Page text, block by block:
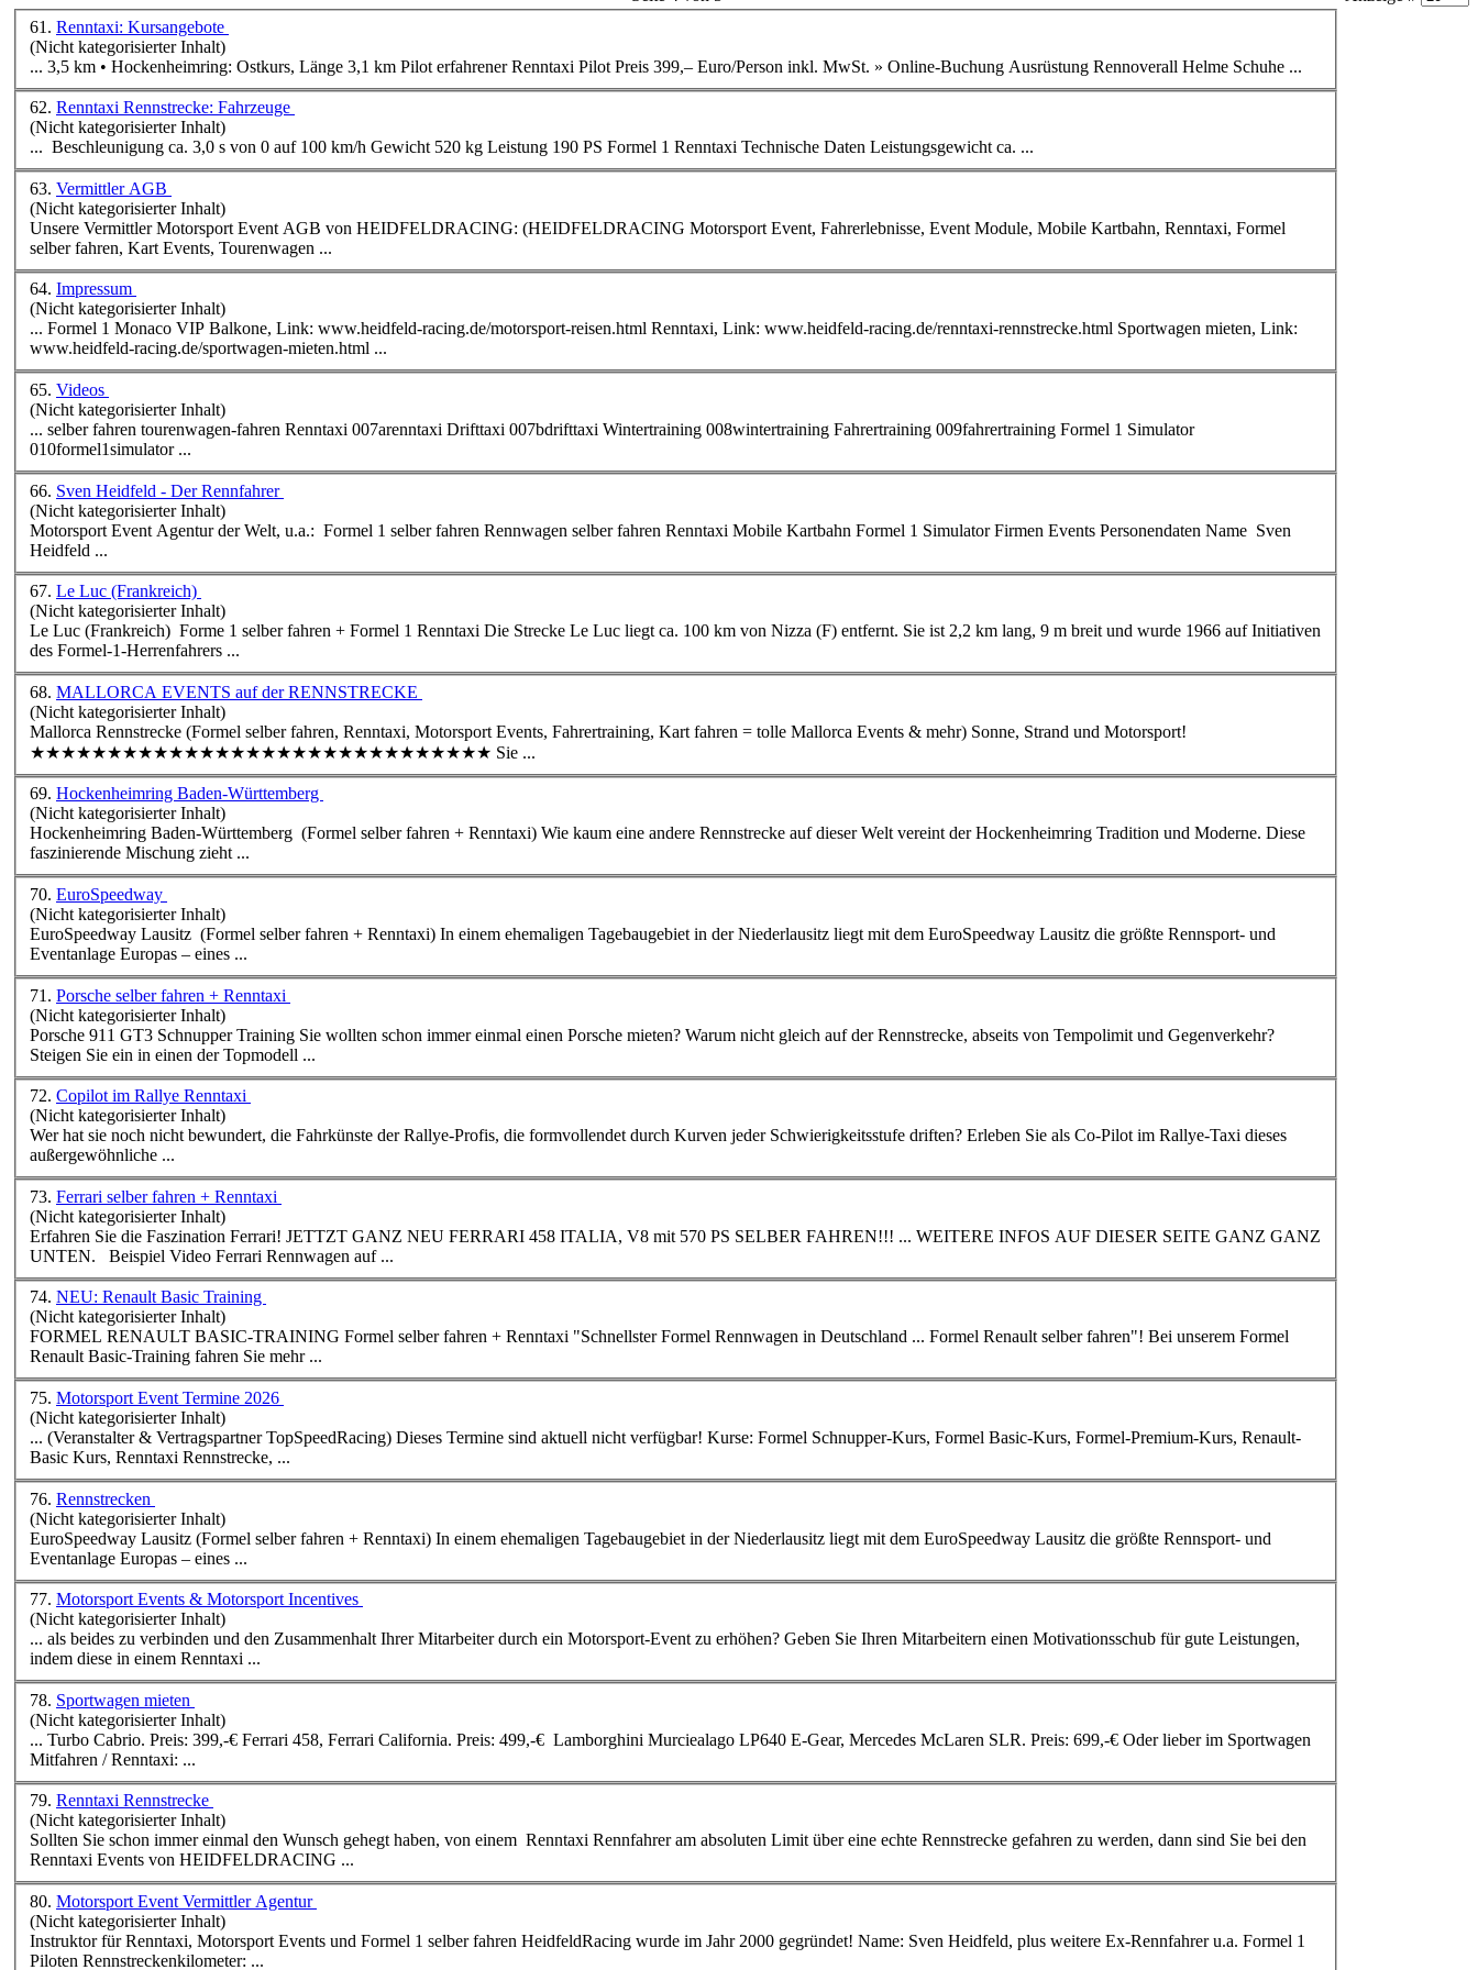
61. Renntaxi: Kursangebote
(Nicht kategorisierter Inhalt)
... 3,5 km • Hockenheimring: Ostkurs, Länge 3,1 km Pilot erfahrenerRenntaxi Pilot Preis 399,– Euro/Person inkl. MwSt. » Online-Buchung Ausrüstung Rennoverall Helme Schuhe ...
62. Renntaxi Rennstrecke: Fahrzeuge
(Nicht kategorisierter Inhalt)
... Beschleunigung ca. 3,0 s von 0 auf 100 km/h Gewicht 520 kg Leistung 190 PS Formel 1 Renntaxi Technische Daten Leistungsgewicht ca. ...
63. Vermittler AGB
(Nicht kategorisierter Inhalt)
Unsere Vermittler Motorsport Event AGB von HEIDFELDRACING: (HEIDFELDRACING Motorsport Event, Fahrerlebnisse, Event Module, Mobile Kartbahn, Renntaxi, Formel
selber fahren, Kart Events, Tourenwagen ...
64. Impressum
(Nicht kategorisierter Inhalt)
... Formel 1 Monaco VIP Balkone, Link: www.heidfeld-racing.de/motorsport-reisen.html Renntaxi, Link: www.heidfeld-racing.de/renntaxi-rennstrecke.html Sportwagen mieten, Link:
www.heidfeld-racing.de/sportwagen-mieten.html ...
65. Videos
(Nicht kategorisierter Inhalt)
... selber fahren tourenwagen-fahren Renntaxi 007arenntaxi
010formel1simulator ...
66. Sven Heidfeld - Der Rennfahrer
(Nicht kategorisierter Inhalt)
Motorsport Event Agentur der Welt, u.a.: Formel 1 selber fahren Rennwagen selber fahren Renntaxi
Heidfeld ...
67. Le Luc (Frankreich)
(Nicht kategorisierter Inhalt)
Le Luc (Frankreich) Forme 1 selber fahren + Formel 1 Renntaxi
des Formel-1-Herrenfahrers ...
68. MALLORCA EVENTS auf der RENNSTRECKE
(Nicht kategorisierter Inhalt)
Mallorca Rennstrecke (Formel selber fahren, Renntaxi, Motorsport Events, Fahrertraining, Kart fahren = tolle Mallorca Events & mehr) Sonne, Strand und Motorsport!
★★★★★★★★★★★★★★★★★★★★★★★★★★★★★★ Sie ...
69. Hockenheimring Baden-Württemberg
(Nicht kategorisierter Inhalt)
Hockenheimring Baden-Württemberg (Formel selber fahren + Renntaxi) Wie kaum eine andere Rennstrecke auf dieser Welt vereint der Hockenheimring Tradition und Moderne. Diese
faszinierende Mischung zieht ...
70. EuroSpeedway
(Nicht kategorisierter Inhalt)
EuroSpeedway Lausitz (Formel selber fahren + Renntaxi) In einem ehemaligen Tagebaugebiet in der Niederlausitz liegt mit dem EuroSpeedway Lausitz die größte Rennsport- und
Eventanlage Europas – eines ...
71. Porsche selber fahren + Renntaxi
(Nicht kategorisierter Inhalt)
Porsche 911 GT3 Schnupper Training Sie wollten schon immer einmal einen Porsche mieten? Warum nicht gleich auf der Rennstrecke, abseits von Tempolimit und Gegenverkehr?
Steigen Sie ein in einen der Topmodell ...
72. Copilot im Rallye Renntaxi
(Nicht kategorisierter Inhalt)
Wer hat sie noch nicht bewundert, die Fahrkünste der Rallye-Profis, die formvollendet durch Kurven jeder Schwierigkeitsstufe driften? Erleben Sie als Co-Pilot im Rallye-Taxi dieses
außergewöhnliche ...
73. Ferrari selber fahren + Renntaxi
(Nicht kategorisierter Inhalt)
Erfahren Sie die Faszination Ferrari! JETTZT GANZ NEU FERRARI 458 ITALIA, V8 mit 570 PS SELBER FAHREN!!! ... WEITERE INFOS AUF DIESER SEITE GANZ GANZ
UNTEN. Beispiel Video Ferrari Rennwagen auf ...
74. NEU: Renault Basic Training
(Nicht kategorisierter Inhalt)
FORMEL RENAULT BASIC-TRAINING Formel selber fahren + Renntaxi
Renault Basic-Training fahren Sie mehr ...
75. Motorsport Event Termine 2026
(Nicht kategorisierter Inhalt)
... (Veranstalter & Vertragspartner TopSpeedRacing) Dieses Termine sind aktuell nicht verfügbar! Kurse: Formel Schnupper-Kurs, Formel Basic-Kurs, Formel-Premium-Kurs, Renault-
Basic Kurs, Renntaxi Rennstrecke, ...
76. Rennstrecken
(Nicht kategorisierter Inhalt)
EuroSpeedway Lausitz (Formel selber fahren + Renntaxi) In einem ehemaligen Tagebaugebiet in der Niederlausitz liegt mit dem EuroSpeedway Lausitz die größte Rennsport- und
Eventanlage Europas – eines ...
77. Motorsport Events & Motorsport Incentives
(Nicht kategorisierter Inhalt)
... als beides zu verbinden und den Zusammenhalt Ihrer Mitarbeiter durch ein Motorsport-Event zu erhöhen? Geben Sie Ihren Mitarbeitern einen Motivationsschub für gute Leistungen,
indem diese in einem Renntaxi ...
78. Sportwagen mieten
(Nicht kategorisierter Inhalt)
... Turbo Cabrio. Preis: 399,-€ Ferrari 458, Ferrari California. Preis: 499,-€ Lamborghini Murciealago LP640 E-Gear, Mercedes McLaren SLR. Preis: 699,-€ Oder lieber im Sportwagen
Mitfahren /Renntaxi: ...
79. Renntaxi Rennstrecke
(Nicht kategorisierter Inhalt)
Sollten Sie schon immer einmal den Wunsch gehegt haben, von einem Renntaxi Rennfahrer am absoluten Limit über eine echte Rennstrecke gefahren zu werden, dann sind Sie bei den
Renntaxi Events von HEIDFELDRACING ...
80. Motorsport Event Vermittler Agentur
(Nicht kategorisierter Inhalt)
Instruktor fürRenntaxi, Motorsport Events und Formel 1 selber fahren HeidfeldRacing wurde im Jahr 2000 gegründet! Name: Sven Heidfeld, plus weitere Ex-Rennfahrer u.a. Formel 1
Piloten Rennstreckenkilometer: ...